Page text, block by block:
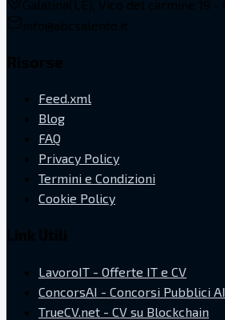
Feed.xml
Blog
FAQ
Privacy Policy
Termini e Condizioni
Cookie Policy
LavoroIT - Offerte IT e CV
ConcorsAI - Concorsi Pubblici AI
TrueCV.net - CV su Blockchain